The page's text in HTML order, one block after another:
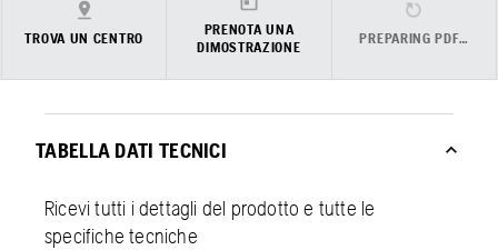
TROVA UN CENTRO
PRENOTA UNA
DIMOSTRAZIONE
PREPARING PDF…
TABELLA DATI TECNICI
Ricevi tutti i dettagli del prodotto e tutte le
specifiche tecniche